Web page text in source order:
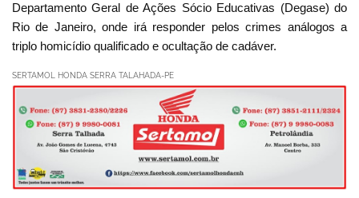
Departamento Geral de Ações Sócio Educativas (Degase) do
Rio de Janeiro, onde irá responder pelos crimes análogos a
triplo homicídio qualificado e ocultação de cadáver.
SERTAMOL HONDA SERRA TALAHADA-PE